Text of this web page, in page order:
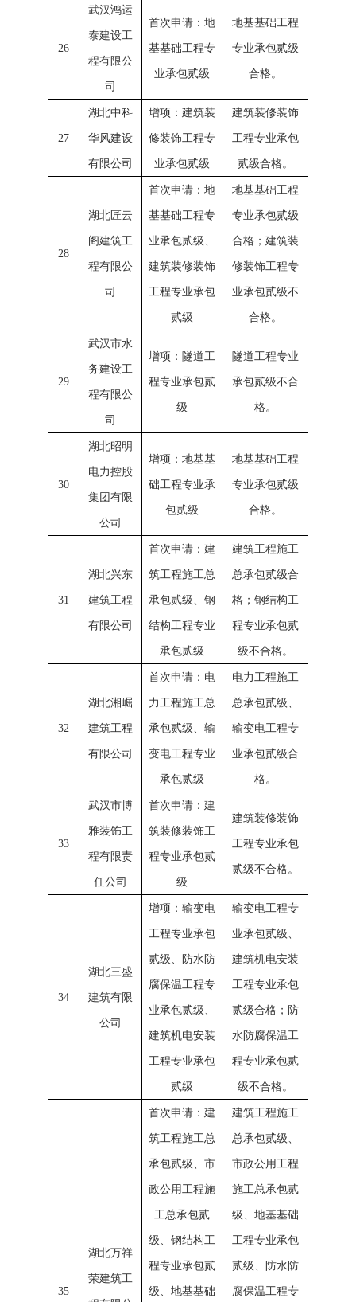
26
武汉鸿运
泰建设工
程有限公
司
首次申请：地
基基础工程专
业承包贰级
地基基础工程
专业承包贰级
合格。
27
湖北中科
华风建设
有限公司
增项：建筑装
修装饰工程专
业承包贰级
建筑装修装饰
工程专业承包
贰级合格。
28
湖北匠云
阁建筑工
程有限公
司
首次申请：地
基基础工程专
业承包贰级、
建筑装修装饰
工程专业承包
贰级
地基基础工程
专业承包贰级
合格；建筑装
修装饰工程专
业承包贰级不
合格。
29
武汉市水
务建设工
程有限公
司
增项：隧道工
程专业承包贰
级
隧道工程专业
承包贰级不合
格。
30
湖北昭明
电力控股
集团有限
公司
增项：地基基
础工程专业承
包贰级
地基基础工程
专业承包贰级
合格。
31
湖北兴东
建筑工程
有限公司
首次申请：建
筑工程施工总
承包贰级、钢
结构工程专业
承包贰级
建筑工程施工
总承包贰级合
格；钢结构工
程专业承包贰
级不合格。
32
湖北湘崛
建筑工程
有限公司
首次申请：电
力工程施工总
承包贰级、输
变电工程专业
承包贰级
电力工程施工
总承包贰级、
输变电工程专
业承包贰级合
格。
33
武汉市博
雅装饰工
程有限责
任公司
首次申请：建
筑装修装饰工
程专业承包贰
级
建筑装修装饰
工程专业承包
贰级不合格。
34
湖北三盛
建筑有限
公司
增项：输变电
工程专业承包
贰级、防水防
腐保温工程专
业承包贰级、
建筑机电安装
工程专业承包
贰级
输变电工程专
业承包贰级、
建筑机电安装
工程专业承包
贰级合格；防
水防腐保温工
程专业承包贰
级不合格。
35
湖北万祥
荣建筑工
首次申请：建
筑工程施工总
承包贰级、市
政公用工程施
工总承包贰
级、钢结构工
程专业承包贰
级、地基基础
建筑工程施工
总承包贰级、
市政公用工程
施工总承包贰
级、地基基础
工程专业承包
贰级、防水防
腐保温工程专